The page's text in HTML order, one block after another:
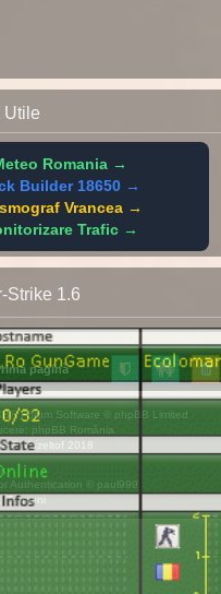
Utile
Romania →
Builder 18650 →
Vrancea →
Trafic →
Strike 1.6
pagină
® Forum Software © phpBB Limited
phpBB România
©Mazeltof 2018
Authentication © paul999
|Termeni